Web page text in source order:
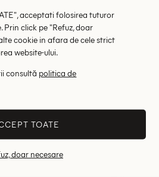
Rochie scurta Ichi, negru
RRP: 249.00 lei
acceptati folosirea tuturor
Prin click pe "Refuz, doar
cookie in afara de cele strict
website-ului.
consultă politica de
TOATE
doar necesare